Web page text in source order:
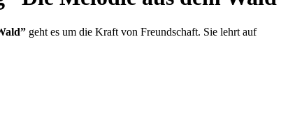
geht es um die Kraft von Freundschaft. Sie lehrt auf